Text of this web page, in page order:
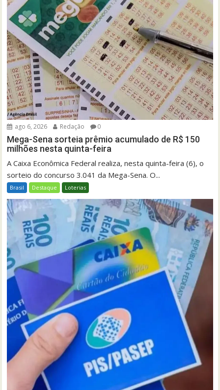
ago 6, 2026 Redação 0
Mega-Sena sorteia prêmio acumulado de R$ 150
milhões nesta quinta-feira
A Caixa Econômica Federal realiza, nesta quinta-feira (6), o
sorteio do concurso 3.041 da Mega-Sena. O...
Brasil Destaque Loterias